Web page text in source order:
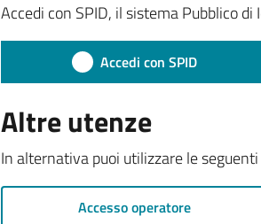
Accedi con SPID, il sistema Pubblico
Accedi con SPID
Altre utenze
In alternativa puoi utilizzare le
Accesso operatore